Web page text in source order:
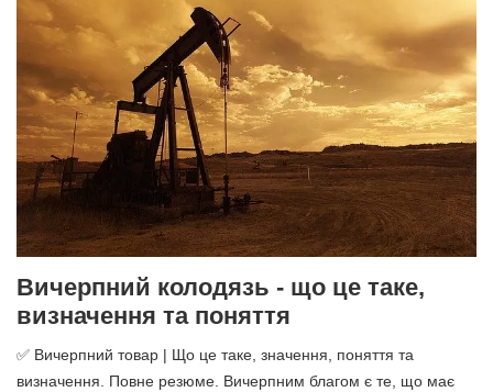
Вичерпний колодязь - що це таке,
визначення та поняття
✅ Вичерпний товар | Що це таке, значення, поняття та
визначення. Повне резюме. Вичерпним благом є те, що має